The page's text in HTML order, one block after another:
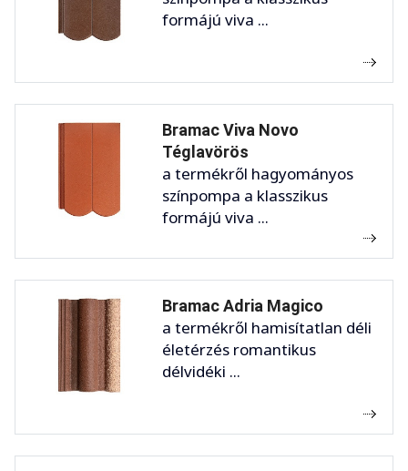
formájú viva ...
Bramac Viva Novo
Téglavörös
a termékről hagyományos
színpompa a klasszikus
formájú viva ...
Bramac Adria Magico
a termékről hamisítatlan déli
életérzés romantikus
délvidéki ...